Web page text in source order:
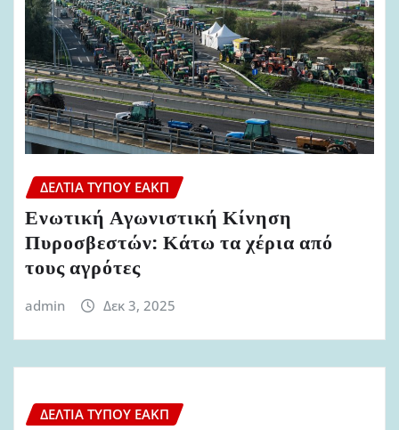
ΔΕΛΤΊΑ ΤΎΠΟΥ ΕΑΚΠ
Ενωτική Αγωνιστική Κίνηση
Πυροσβεστών: Κάτω τα χέρια από
τους αγρότες
admin Δεκ 3, 2025
ΔΕΛΤΊΑ ΤΎΠΟΥ ΕΑΚΠ